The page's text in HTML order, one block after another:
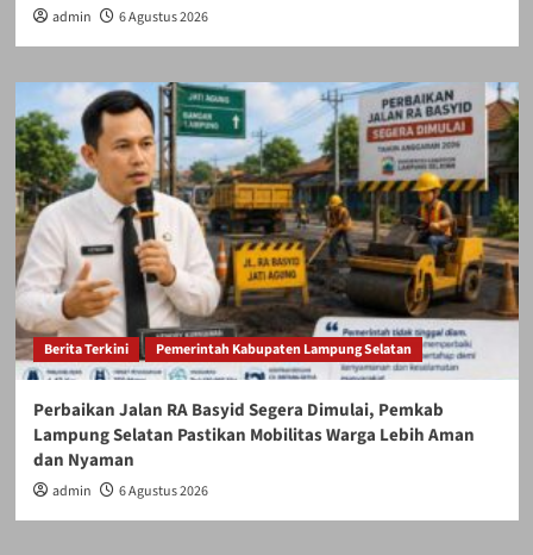
admin 6 Agustus 2026
Berita Terkini Pemerintah Kabupaten Lampung Selatan
Perbaikan Jalan RA Basyid Segera Dimulai, Pemkab
Lampung Selatan Pastikan Mobilitas Warga Lebih Aman
dan Nyaman
admin 6 Agustus 2026